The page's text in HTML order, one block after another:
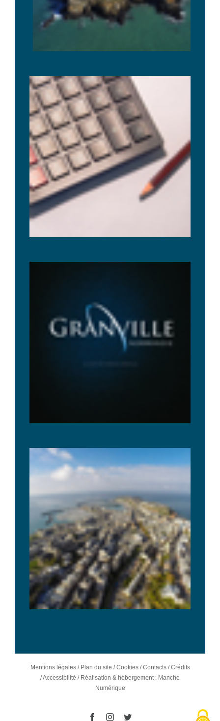
Mentions légales/ Plan du site /Cookies/Contacts/Crédits
/Accessibilité / Réalisation & hébergement : Manche
Numérique
FacebookInstagramTwitter